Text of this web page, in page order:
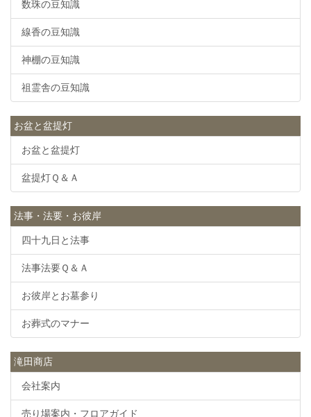
数珠の豆知識
線香の豆知識
神棚の豆知識
祖霊舎の豆知識
お盆と盆提灯
お盆と盆提灯
盆提灯Ｑ＆Ａ
法事・法要・お彼岸
四十九日と法事
法事法要Ｑ＆Ａ
お彼岸とお墓参り
お葬式のマナー
滝田商店
会社案内
売り場案内・フロアガイド